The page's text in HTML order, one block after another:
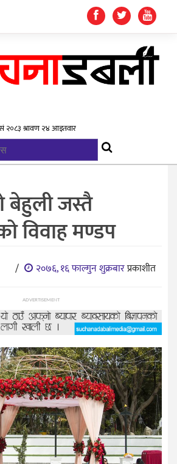
बेहुली जस्तै
विवाह मण्डप
/ २०७६, १६ फाल्गुन शुक्रबारप्रकाशीत
ADVERTISEMENT